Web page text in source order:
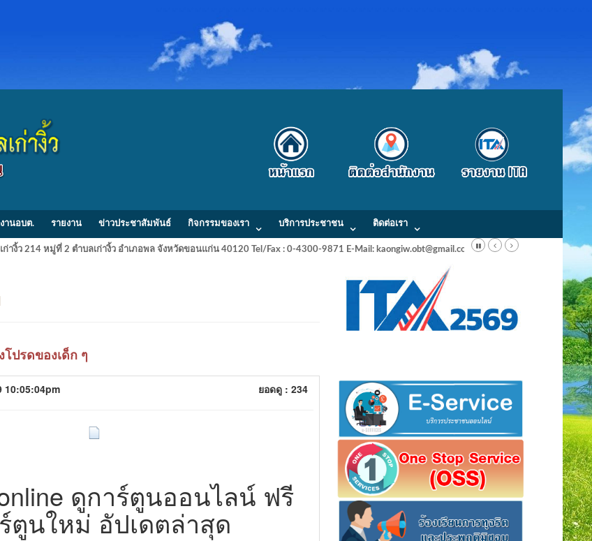
านอบต. รายงาน ข่าวประชาสัมพันธ์ กิจกรรมของเรา บริการประชาชน ติดต่อเรา
างิ้ว 214 หมู่ที่ 2 ตำบลเก่างิ้ว อำเภอพล จังหวัดขอนแก่น 40120 Tel/Fax : 0-4300-9871 E-Mail: kaongiw.obt@gmail.com
ปรดของเด็ก ๆ
10:05:04pm ยอดดู : 234
ดูการ์ตูนออนไลน์ ฟรี
ตูนใหม่ อัปเดตล่าสุด